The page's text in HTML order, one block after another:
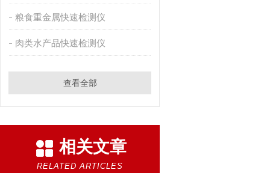
粮食重金属快速检测仪
肉类水产品快速检测仪
查看全部
相关文章
RELATED ARTICLES